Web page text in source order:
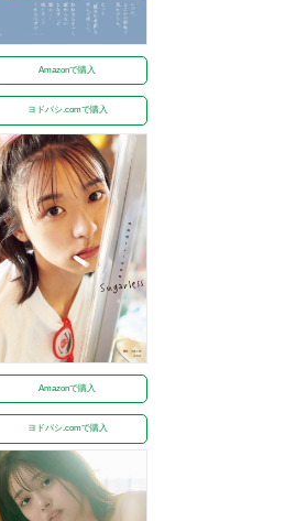
Amazonで購入
ヨドバシ.comで購入
Amazonで購入
ヨドバシ.comで購入